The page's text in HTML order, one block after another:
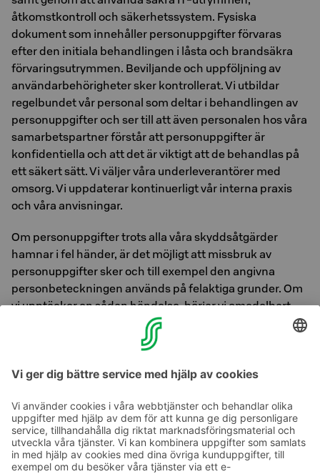
åtkomstkontroll och säkerhetssystem. Fysiska
dokument som innehåller personuppgifter förvaras
efter den initiala behandlingen i låsta och brandsäkra
förvaringsutrymmen. Beviljande och uppföljning av
användarbehörigheter sker kontrollerat. Vi utbildar
regelbundet vår personal som deltar i behandlingen av
personuppgifter och ser till att även personalen hos våra
samarbetspartner förstår att personuppgifter är
konfidentiella och att det är viktigt att de behandlas på
ett säkert sätt. Vi väljer våra underleverantörer med
omsorg. Vi uppdaterar kontinuerligt vår interna praxis
och våra anvisningar.
Om personuppgifter trots alla våra skyddsåtgärder
hamnar i fel händer, är det möjligt att missbruk av
personuppgifter sker och till exempel den angivna
personbeteckningen används på felaktiga grunder. Om
vi upptäcker en sådan händelse, börjar vi omedelbart
utreda händelsen och strävar efter att förhindra skador.
Vi informerar behöriga myndigheter och de registrerade
lagstiftningen.
Ta kontakt